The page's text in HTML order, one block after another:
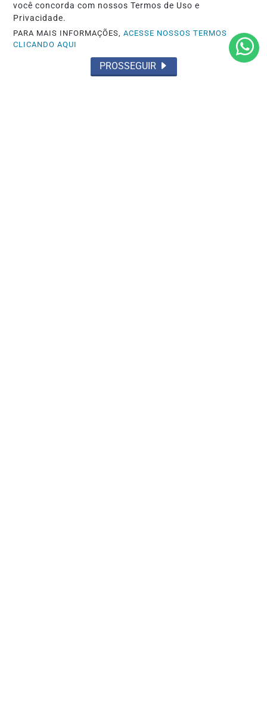
CAPIXABA DE KART
Rafael Kerkoff encara 7ª e 8ª etapas do
Capixaba de Kart em busca da
liderança...
você concorda com nossos Termos de Uso e
Privacidade.
PARA MAIS INFORMAÇÕES,ACESSE NOSSOS TERMOS
CLICANDO AQUI
PROSSEGUIR